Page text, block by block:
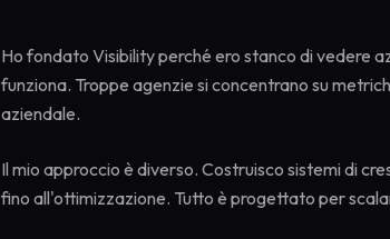
Ho fondato Visibility perché ero stanco di vedere
funziona. Troppe agenzie si concentrano su
aziendale.
Il mio approccio è diverso. Costruisco sistemi di
fino all'ottimizzazione. Tutto è progettato per